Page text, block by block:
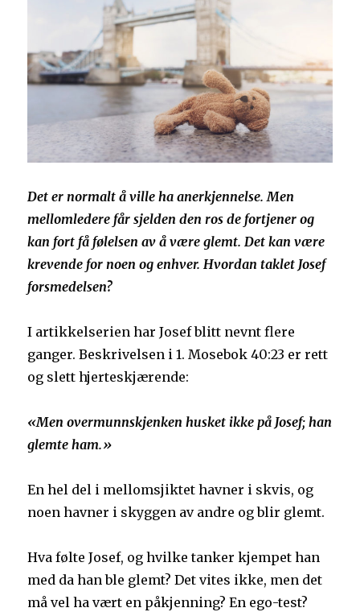
Det er normalt å ville ha anerkjennelse. Men
mellomledere får sjelden den ros de fortjener og
kan fort få følelsen av å være glemt. Det kan være
krevende for noen og enhver. Hvordan taklet Josef
forsmedelsen?
I artikkelserien har Josef blitt nevnt flere
ganger. Beskrivelsen i 1. Mosebok 40:23 er rett
og slett hjerteskjærende:
«Men overmunnskjenken husket ikke på Josef; han
glemte ham.»
En hel del i mellomsjiktet havner i skvis, og
noen havner i skyggen av andre og blir glemt.
Hva følte Josef, og hvilke tanker kjempet han
med da han ble glemt? Det vites ikke, men det
må vel ha vært en påkjenning? En ego-test?